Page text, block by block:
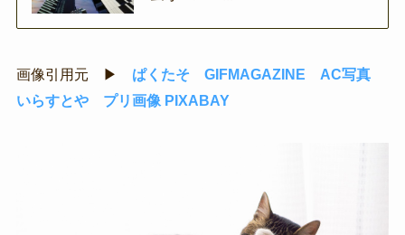
画像引用元 ▶ ぱくたそ GIFMAGAZINE
AC写真
いらすとや
プリ画像 PIXABAY